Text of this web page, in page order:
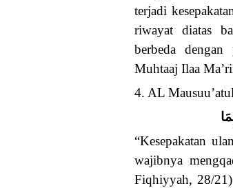
terjadi
riwayat diatas
berbeda
Muhtaaj Ilaa
4. AL
“Kesepakatan
wajibnya
Fiqhiyyah, 28/